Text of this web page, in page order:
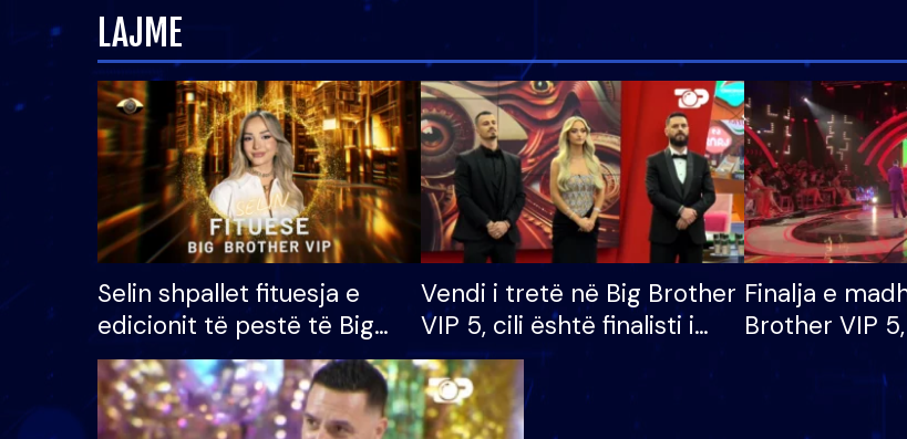
LAJME
Selin shpallet fituesja e
edicionit të pestë të Big
Brother VIP, rrëmben
çmimin e madh prej 100
mijë eurosh
Vendi i tretë në Big Brother
VIP 5, cili është finalisti i
radhës që lë shtëpinë
Finalja e
Brother VIP
banori i
dhe humb
të fituar